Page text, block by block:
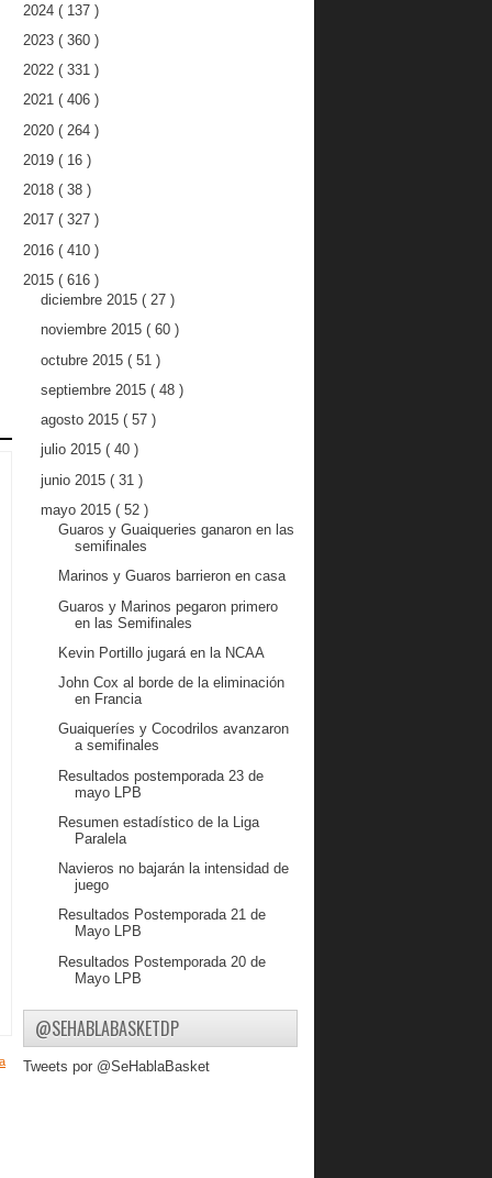
2024 ( 137 )
2023 ( 360 )
2022 ( 331 )
2021 ( 406 )
2020 ( 264 )
2019 ( 16 )
2018 ( 38 )
2017 ( 327 )
2016 ( 410 )
2015 ( 616 )
diciembre 2015 ( 27 )
noviembre 2015 ( 60 )
octubre 2015 ( 51 )
septiembre 2015 ( 48 )
agosto 2015 ( 57 )
julio 2015 ( 40 )
junio 2015 ( 31 )
mayo 2015 ( 52 )
Guaros y Guaiqueries ganaron en las
semifinales
Marinos y Guaros barrieron en casa
Guaros y Marinos pegaron primero
en las Semifinales
Kevin Portillo jugará en la NCAA
John Cox al borde de la eliminación
en Francia
Guaiqueríes y Cocodrilos avanzaron
a semifinales
Resultados postemporada 23 de
mayo LPB
Resumen estadístico de la Liga
Paralela
Navieros no bajarán la intensidad de
juego
Resultados Postemporada 21 de
Mayo LPB
Resultados Postemporada 20 de
Mayo LPB
Consejos del Coach Wilmer
Bucaneros recibe a Cocodrilos
@SEHABLABASKETDP
Tweets por @SeHablaBasket